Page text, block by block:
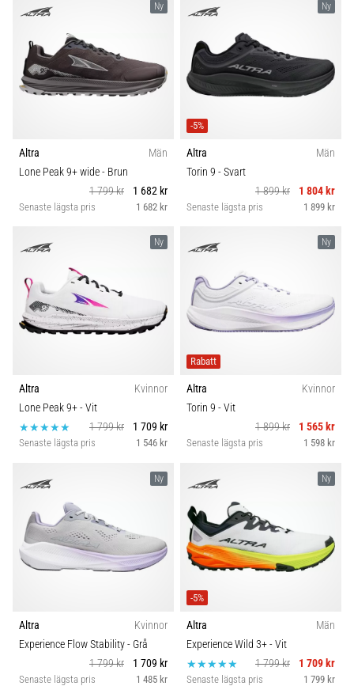
Ny
Altra
Män
Lone Peak 9+ wide- Brun
1 799 kr
1 682 kr
Senaste lägsta pris 1 682 kr
Ny
-5%
Altra
Män
Torin 9 - Svart
1 899 kr
1 804 kr
Senaste lägsta pris 1 899 kr
Ny
Altra
Kvinnor
Lone Peak 9+- Vit
1 799 kr
1 709 kr
Senaste lägsta pris 1 546 kr
Ny
Rabatt
Altra
Kvinnor
Torin 9 - Vit
1 899 kr
1 565 kr
Senaste lägsta pris 1 598 kr
Ny
Altra
Kvinnor
Experience Flow Stability- Grå
1 799 kr
1 709 kr
Senaste lägsta pris 1 485 kr
Ny
-5%
Altra
Män
Experience Wild 3+- Vit
1 799 kr
1 709 kr
Senaste lägsta pris 1 799 kr